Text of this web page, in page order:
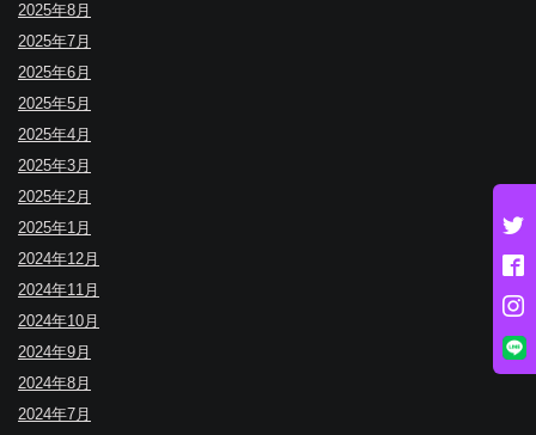
2025年8月
2025年7月
2025年6月
2025年5月
2025年4月
2025年3月
2025年2月
2025年1月
2024年12月
2024年11月
2024年10月
2024年9月
2024年8月
2024年7月